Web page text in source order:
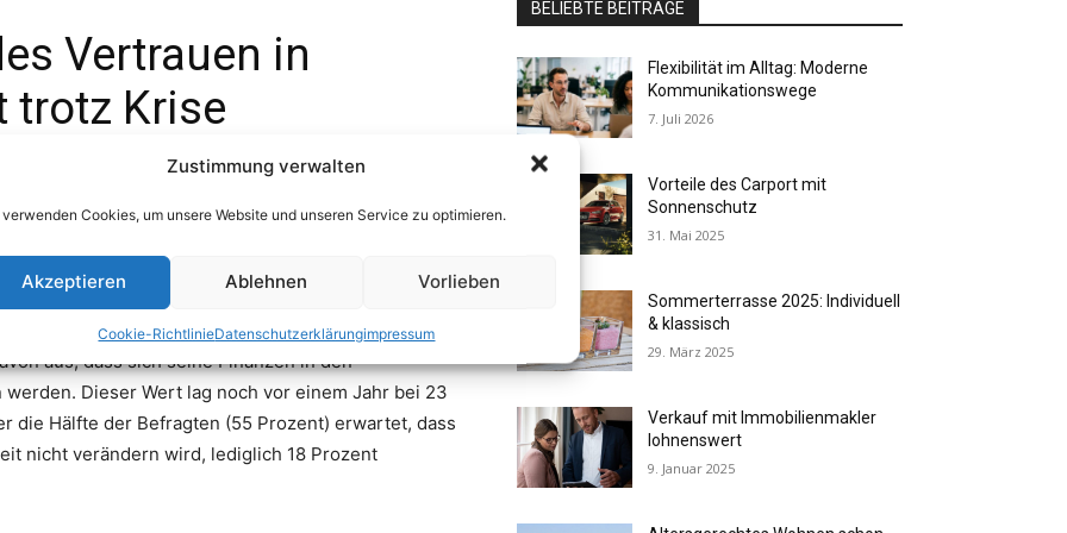
Zustimmung verwalten
verwenden Cookies, um unsere Website und unseren Service zu optimieren.
Akzeptieren Ablehnen Vorlieben
Cookie-RichtlinieDatenschutzerklärungimpressum